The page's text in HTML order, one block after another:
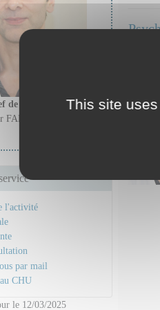
de service :
FAKRA Eric
l'activité
par mail
CHU
le 12/03/2025
This site